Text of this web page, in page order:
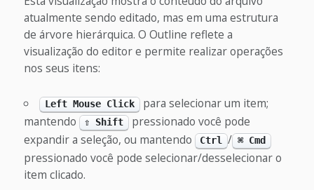
atualmente sendo editado, mas em uma estrutura
de árvore hierárquica. O Outline reflete a
visualização do editor e permite realizar operações
nos seus itens:
Left Mouse Click para selecionar um item;
mantendo
⇧ Shift
pressionado você pode
expandir a seleção, ou mantendo
Ctrl / ⌘ Cmd
pressionado você pode selecionar/desselecionar o
item clicado.